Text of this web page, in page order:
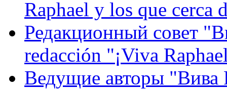
Raphael y los que cerca
Редакционный совет
redacción "¡Viva
Ведущие авторы "Вива